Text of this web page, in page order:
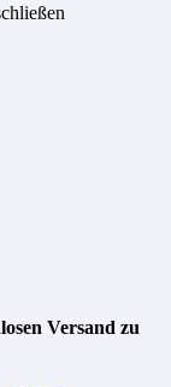
Versand zu